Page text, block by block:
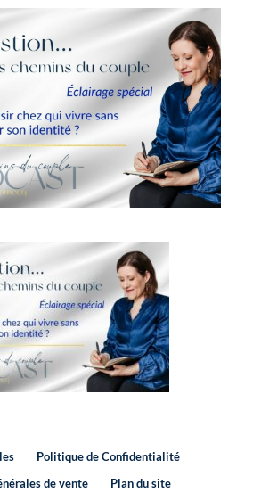
Politique de Confidentialité
de vente
Plan du site